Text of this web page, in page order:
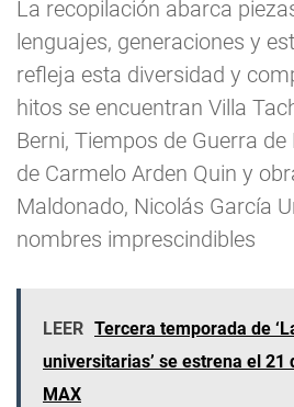
La recopilación abarca
lenguajes, generaciones y
refleja esta diversidad y
hitos se encuentran Villa
Berni, Tiempos de Guerra
de Carmelo Arden Quin y
Maldonado, Nicolás García
nombres imprescindibles
LEER Tercera temporada de
universitarias’ se estrena el 21
MAX